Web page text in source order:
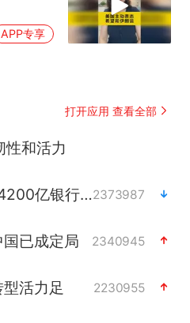
APP专享
打开应用 查看全部
性和活力
80后女柜员逆袭成4200亿银行副行长2373987
国已成定局 2340945
活力足 2230955